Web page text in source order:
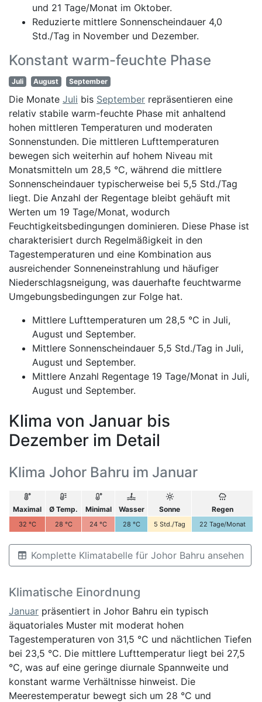
und 21 Tage/Monat im Oktober.
Reduzierte mittlere Sonnenscheindauer 4,0
Std./Tag in November und Dezember.
Konstant warm-feuchte Phase
Juli August September
Die Monate Juli bis September repräsentieren eine
relativ stabile warm-feuchte Phase mit anhaltend
hohen mittleren Temperaturen und moderaten
Sonnenstunden. Die mittleren Lufttemperaturen
bewegen sich weiterhin auf hohem Niveau mit
Monatsmitteln um 28,5 °C, während die mittlere
Sonnenscheindauer typischerweise bei 5,5 Std./Tag
liegt. Die Anzahl der Regentage bleibt gehäuft mit
Werten um 19 Tage/Monat, wodurch
Feuchtigkeitsbedingungen dominieren. Diese Phase ist
charakterisiert durch Regelmäßigkeit in den
Tagestemperaturen und eine Kombination aus
ausreichender Sonneneinstrahlung und häufiger
Niederschlagsneigung, was dauerhafte feuchtwarme
Umgebungsbedingungen zur Folge hat.
Mittlere Lufttemperaturen um 28,5 °C in Juli,
August und September.
Mittlere Sonnenscheindauer 5,5 Std./Tag in Juli,
August und September.
Mittlere Anzahl Regentage 19 Tage/Monat in Juli,
August und September.
Klima von Januar bis
Dezember im Detail
Klima Johor Bahru im Januar
Maximal Ø Temp. Minimal Wasser Sonne Regen
32 °C 28 °C 24 °C 28 °C 5 Std./Tag 22 Tage/Monat
Komplette Klimatabelle für Johor Bahru ansehen
Klimatische Einordnung
Januar präsentiert in Johor Bahru ein typisch
äquatoriales Muster mit moderat hohen
Tagestemperaturen von 31,5 °C und nächtlichen Tiefen
bei 23,5 °C. Die mittlere Lufttemperatur liegt bei 27,5
°C, was auf eine geringe diurnale Spannweite und
konstant warme Verhältnisse hinweist. Die
Meerestemperatur bewegt sich um 28 °C und